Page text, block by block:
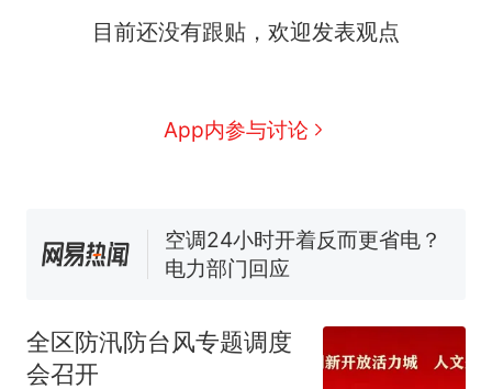
目前还没有跟贴，欢迎发表观点
App内参与讨论
全部作废，公平么？
国大使骑行绕了几乎整个国境
线一圈，还曾两次到中国寻根
搬家报价570元，搬到楼下交
5060元才肯搬上楼！女子傻眼
空调24小时开着反而更省电？
电力部门回应
大风力14级
热
十多万人报名的考试，成绩
全区防汛防台风专题调度
会召开